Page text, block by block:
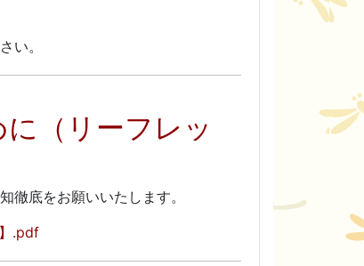
い。
（リーフレッ
底をお願いいたします。
.pdf